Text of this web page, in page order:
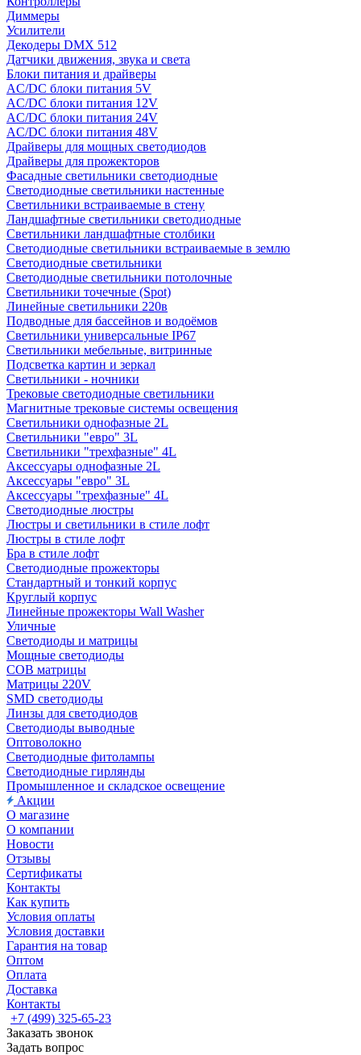
Диммеры
Усилители
Декодеры DMX 512
Датчики движения, звука и света
Блоки питания и драйверы
AC/DC блоки питания 5V
AC/DC блоки питания 12V
AC/DC блоки питания 24V
AC/DC блоки питания 48V
Драйверы для мощных светодиодов
Драйверы для прожекторов
Фасадные светильники светодиодные
Светодиодные светильники настенные
Светильники встраиваемые в стену
Ландшафтные светильники светодиодные
Светильники ландшафтные столбики
Светодиодные светильники встраиваемые в землю
Светодиодные светильники
Светодиодные светильники потолочные
Светильники точечные (Spot)
Линейные светильники 220в
Подводные для бассейнов и водоёмов
Светильники универсальные IP67
Светильники мебельные, витринные
Подсветка картин и зеркал
Светильники - ночники
Трековые светодиодные светильники
Магнитные трековые системы освещения
Светильники однофазные 2L
Светильники "евро" 3L
Светильники "трехфазные" 4L
Аксессуары однофазные 2L
Аксессуары "евро" 3L
Аксессуары "трехфазные" 4L
Светодиодные люстры
Люстры и светильники в стиле лофт
Люстры в стиле лофт
Бра в стиле лофт
Светодиодные прожекторы
Стандартный и тонкий корпус
Круглый корпус
Линейные прожекторы Wall Washer
Уличные
Светодиоды и матрицы
Мощные светодиоды
COB матрицы
Матрицы 220V
SMD светодиоды
Линзы для светодиодов
Светодиоды выводные
Оптоволокно
Светодиодные фитолампы
Светодиодные гирлянды
Промышленное и складское освещение
Акции
О магазине
О компании
Новости
Отзывы
Сертификаты
Контакты
Как купить
Условия оплаты
Условия доставки
Гарантия на товар
Оптом
Оплата
Доставка
Контакты
+7 (499) 325-65-23
Заказать звонок
Задать вопрос